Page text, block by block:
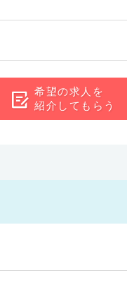
希望の求人を
紹介してもらう